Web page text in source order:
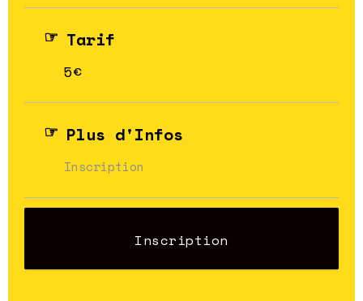
Tarif
5€
Plus d'Infos
Inscription
Inscription